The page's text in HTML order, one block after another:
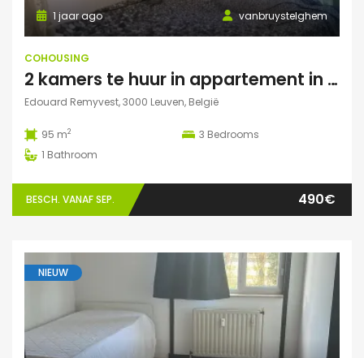
vanbruystelghem
1 jaar ago
COHOUSING
2 kamers te huur in appartement in Leuven
Edouard Remyvest, 3000 Leuven, België
95 m2 3 Bedrooms
1 Bathroom
BESCH. VANAF SEP. 490€
NIEUW